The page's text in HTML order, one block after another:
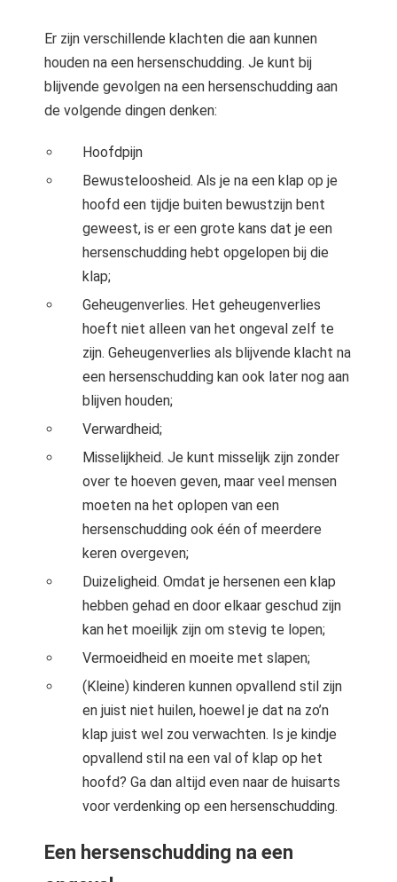
Er zijn verschillende klachten die aan kunnen
houden na een hersenschudding. Je kunt bij
blijvende gevolgen na een hersenschudding aan
de volgende dingen denken:
Hoofdpijn
Bewusteloosheid. Als je na een klap op je
hoofd een tijdje buiten bewustzijn bent
geweest, is er een grote kans dat je een
hersenschudding hebt opgelopen bij die
klap;
Geheugenverlies. Het geheugenverlies
hoeft niet alleen van het ongeval zelf te
zijn. Geheugenverlies als blijvende klacht na
een hersenschudding kan ook later nog aan
blijven houden;
Verwardheid;
Misselijkheid. Je kunt misselijk zijn zonder
over te hoeven geven, maar veel mensen
moeten na het oplopen van een
hersenschudding ook één of meerdere
keren overgeven;
Duizeligheid. Omdat je hersenen een klap
hebben gehad en door elkaar geschud zijn
kan het moeilijk zijn om stevig te lopen;
Vermoeidheid en moeite met slapen;
(Kleine) kinderen kunnen opvallend stil zijn
en juist niet huilen, hoewel je dat na zo’n
klap juist wel zou verwachten. Is je kindje
opvallend stil na een val of klap op het
hoofd? Ga dan altijd even naar de huisarts
voor verdenking op een hersenschudding.
Een hersenschudding na een